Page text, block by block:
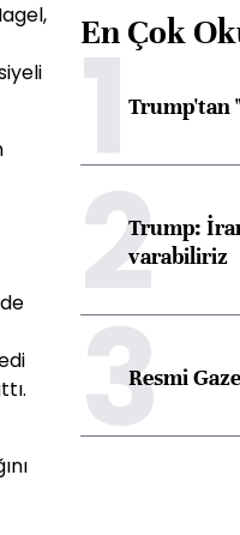
En Çok
1Trump'tan
2Trump:
varabiliriz
3Resmi